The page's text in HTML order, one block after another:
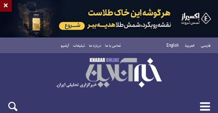
فارسی العربية English تماس با ما درباره ما تبلیغات آرشیو
شنبه ۱۷ مرداد ۱۴۰۵
×